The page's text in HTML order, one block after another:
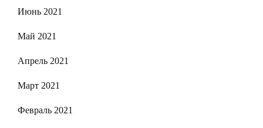
Июнь 2021
Май 2021
Апрель 2021
Март 2021
Февраль 2021